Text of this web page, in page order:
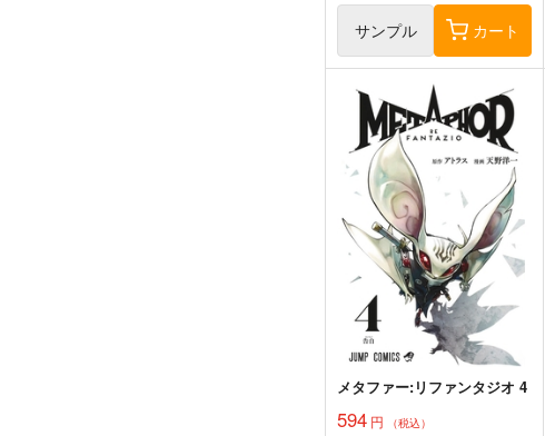
サンプル カート
メタファー:リファンタジオ 4
594 円 （税込）